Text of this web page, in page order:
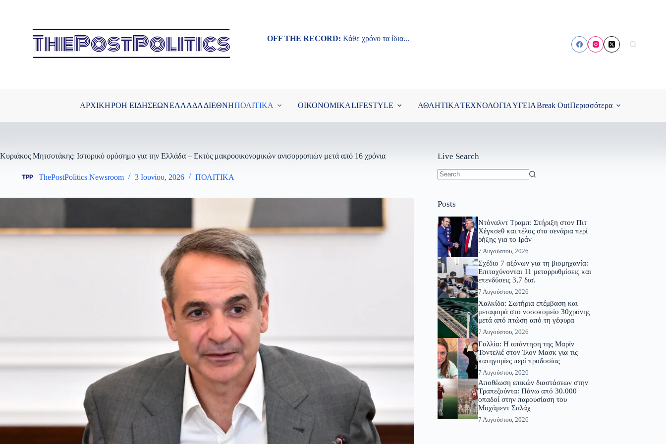
OFF THE RECORD: Κάθε χρόνο τα ίδια...
ΑΡΧΙΚΗΡΟΗ ΕΙΔΗΣΕΩΝΕΛΛΑΔΑ ΔΙΕΘΝΗΠΟΛΙΤΙΚΑ ΟΙΚΟΝΟΜΙΚΑLIFESTYLE ΑΘΛΗΤΙΚΑΤΕΧΝΟΛΟΓΙΑΥΓΕΙΑBreak OutΠερισσότερα
Κυριάκος Μητσοτάκης: Ιστορικό ορόσημο για την Ελλάδα – Εκτός μακροοικονομικών ανισορροπιών μετά από 16 χρόνια
ThePostPolitics Newsroom 3 Ιουνίου, 2026 ΠΟΛΙΤΙΚΑ
Live Search
Posts
Ντόναλντ Τραμπ: Στήριξη στον Πιτ
Χέγκσεθ και τέλος στα σενάρια περί
ρήξης για το Ιράν
7 Αυγούστου, 2026
Σχέδιο 7 αξόνων για τη βιομηχανία:
Επιταχύνονται 11 μεταρρυθμίσεις και
επενδύσεις 3,7 δισ.
7 Αυγούστου, 2026
Χαλκίδα: Σωτήρια επέμβαση και
μεταφορά στο νοσοκομείο 30χρονης
μετά από πτώση από τη γέφυρα
7 Αυγούστου, 2026
Γαλλία: Η απάντηση της Μαρίν
Τοντελιέ στον Ίλον Μασκ για τις
κατηγορίες περί προδοσίας
7 Αυγούστου, 2026
Αποθέωση επικών διαστάσεων στην
Τραπεζούντα: Πάνω από 30.000
οπαδοί στην παρουσίαση του
Μοχάμεντ Σαλάχ
7 Αυγούστου, 2026